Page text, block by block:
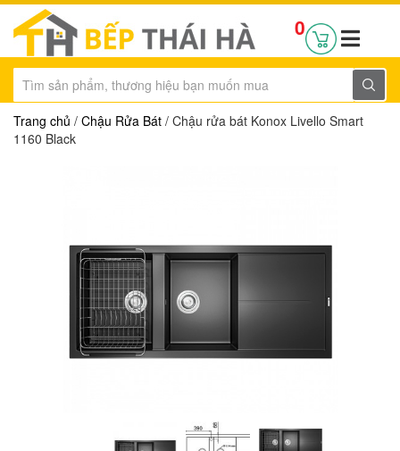
0
Trang chủ / Chậu Rửa Bát / Chậu rửa bát Konox Livello Smart
1160 Black